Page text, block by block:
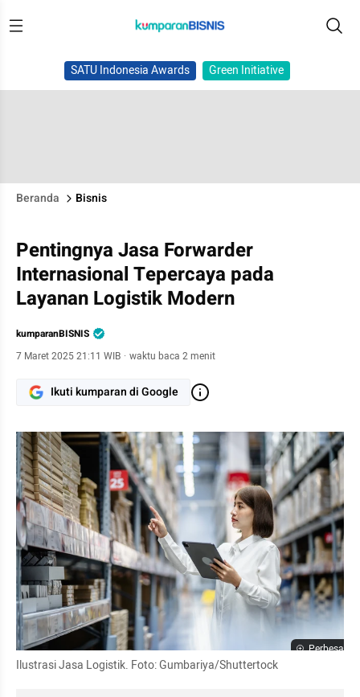
SATU Indonesia Awards Green Initiative
Beranda Bisnis
Pentingnya Jasa Forwarder
Internasional Tepercaya pada
Layanan Logistik Modern
kumparanBISNIS
7 Maret 2025 21:11 WIB · waktu baca 2 menit
Ikuti kumparan di Google
Perbesar
Ilustrasi Jasa Logistik. Foto: Gumbariya/Shuttertock